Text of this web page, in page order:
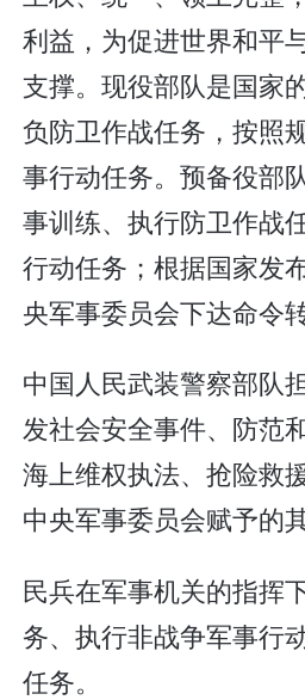
利益，为促进世界和平
支撑。现役部队是国家
负防卫作战任务，按照
事行动任务。预备役部
事训练、执行防卫作战
行动任务；根据国家发
央军事委员会下达命令
中国人民武装警察部队
发社会安全事件、防范
海上维权执法、抢险救
中央军事委员会赋予的
民兵在军事机关的指挥
务、执行非战争军事行
任务。